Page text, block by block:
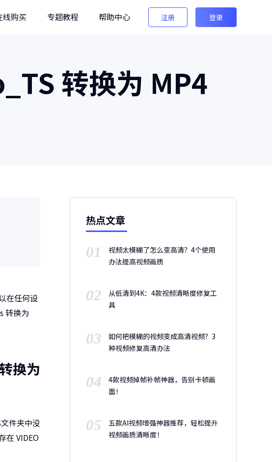
图法法AI图像检测
AI生图检测/AI换脸检测
线购买 专题教程 帮助中心 注册 登录
转换为 MP4
在任何设
转换为
换为
件夹中没
在 VIDEO
热点文章
01
视频太模糊了怎么变高清？4个使用
办法提高视频画质
02
从低清到4K：4款视频清晰度修复工
具
03
如何把模糊的视频变成高清视频？3
种视频修复高清办法
04
4款视频掉帧补帧神器，告别卡顿画
面！
05
五款AI视频增强神器推荐，轻松提升
视频画质清晰度！